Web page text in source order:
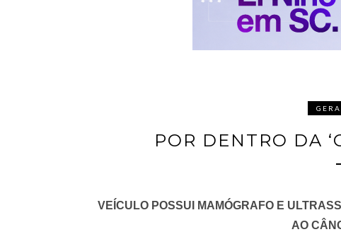
POR DENTRO DA
VEÍCULO POSSUI MAMÓGRAFO E
AO